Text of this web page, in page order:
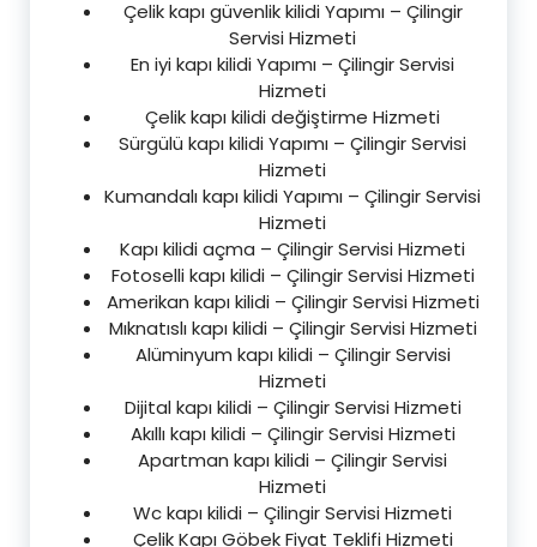
Çelik kapı güvenlik kilidi Yapımı – Çilingir
Servisi Hizmeti
En iyi kapı kilidi Yapımı – Çilingir Servisi
Hizmeti
Çelik kapı kilidi değiştirme Hizmeti
Sürgülü kapı kilidi Yapımı – Çilingir Servisi
Hizmeti
Kumandalı kapı kilidi Yapımı – Çilingir Servisi
Hizmeti
Kapı kilidi açma – Çilingir Servisi Hizmeti
Fotoselli kapı kilidi – Çilingir Servisi Hizmeti
Amerikan kapı kilidi – Çilingir Servisi Hizmeti
Mıknatıslı kapı kilidi – Çilingir Servisi Hizmeti
Alüminyum kapı kilidi – Çilingir Servisi
Hizmeti
Dijital kapı kilidi – Çilingir Servisi Hizmeti
Akıllı kapı kilidi – Çilingir Servisi Hizmeti
Apartman kapı kilidi – Çilingir Servisi
Hizmeti
Wc kapı kilidi – Çilingir Servisi Hizmeti
Çelik Kapı Göbek Fiyat Teklifi Hizmeti